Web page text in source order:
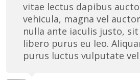
vitae lectus dapibus
vehicula, magna vel
nulla ante iaculis justo,
libero purus eu leo.
purus luctus vulputate